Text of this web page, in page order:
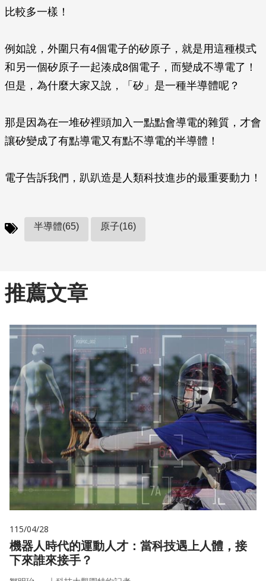
比較多一樣！
例如說，外圍只有4個電子的矽原子，就是用這種模式
和另一個矽原子一起湊成8個電子，而變成不導電了！
但是，為什麼大家又說，「矽」是一種半導體呢？
那是因為在一堆矽裡頭加入一點點會導電的雜質，才會
讓矽變成了有點導電又有點不導電的半導體！
電子告訴我們，趴趴造是人類科技進步的最重要動力！
半導體(65) 原子(16)
推薦文章
115/04/28
機器人時代的運動人才：當科技遇上人體，接
下來誰來接手？